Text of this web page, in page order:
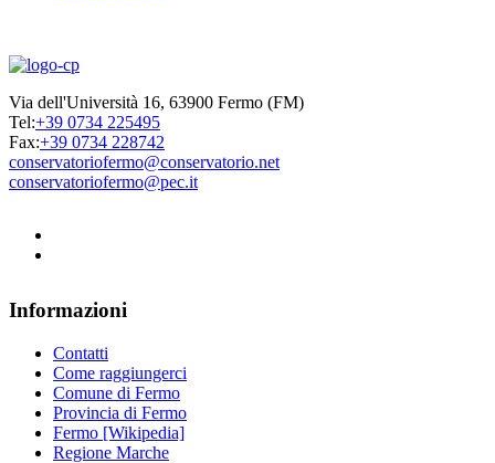
Via dell'Università 16, 63900 Fermo (FM)
Tel:+39 0734 225495
Fax:+39 0734 228742
conservatoriofermo@conservatorio.net
conservatoriofermo@pec.it
Informazioni
Contatti
Come raggiungerci
Comune di Fermo
Provincia di Fermo
Fermo [Wikipedia]
Regione Marche